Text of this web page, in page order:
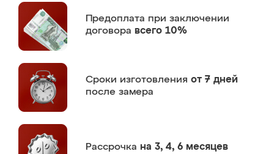
Предоплата при заключении
договора всего 10%
Сроки изготовления от 7 дней
после замера
Рассрочка на 3, 4, 6 месяцев